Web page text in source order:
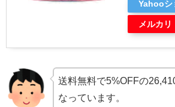
Yahooシ
メルカリ
送料無料で5%OFFの
なっています。